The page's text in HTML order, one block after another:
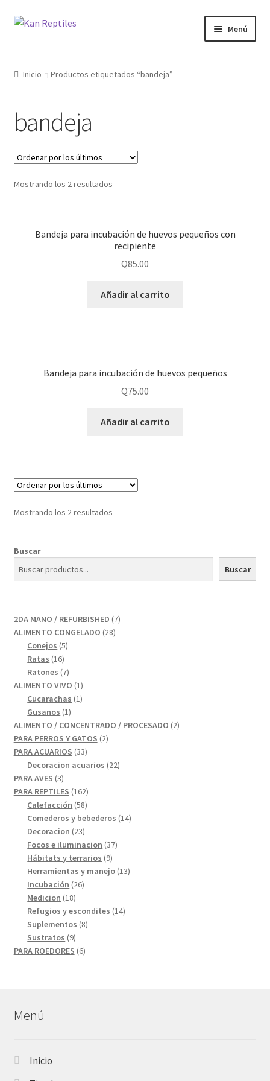
Ir
Ir
Menú
Blog
Inicio Productos etiquetados “bandeja”
bandeja
Mostrando los 2 resultados
Bandeja para incubación de huevos pequeños con
recipiente
Q85.00
Añadir al carrito
Bandeja para incubación de huevos pequeños
Q75.00
Añadir al carrito
Mostrando los 2 resultados
Buscar
Buscar
2DA MANO / REFURBISHED 77
ALIMENTO CONGELADO 2828
Conejos 55
Ratas 1616
productos
Ratones 77
productos
ALIMENTO VIVO 11
producto
Cucarachas 11
Gusanos 11
producto
ALIMENTO / CONCENTRADO / PROCESADO 22
PARA PERROS Y GATOS 22
PARA ACUARIOS 3333
productos
Decoracion acuarios 2222
PARA AVES 33
productos
PARA REPTILES 162162
productos
Calefacción 5858
productos
Comederos y bebederos 1414
Decoracion 2323
productos
Focos e iluminacion 3737
Hábitats y terrarios 99
productos
Herramientas y manejo 1313
Incubación 2626
Medicion 1818
productos
Refugios y escondites 1414
Suplementos 88
Sustratos 99
productos
PARA ROEDORES 66
Menú
Inicio